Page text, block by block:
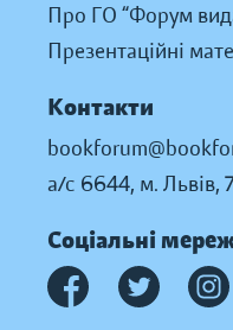
Про ГО “Форум
Презентаційні
Контакти
а/с 6644, м. Львів,
Соціальні